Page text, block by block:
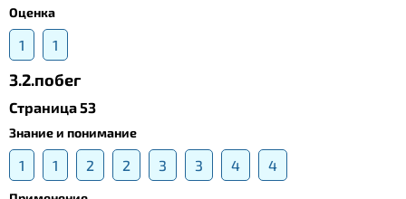
Оценка
1 1
3.2.побег
Страница 53
Знание и понимание
1 1 2 2 3 3 4 4